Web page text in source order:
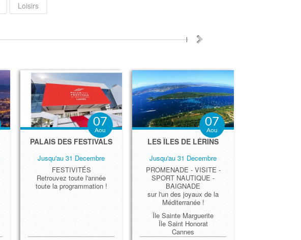
Loisirs
07
Aou
PALAIS DES FESTIVALS
Jusqu'au 31 Decembre
FESTIVITÉS
Retrouvez toute l'année
toute la programmation !
07
Aou
LES ÎLES DE LÉRINS
Jusqu'au 31 Decembre
PROMENADE - VISITE -
SPORT NAUTIQUE -
BAIGNADE
sur l'un des joyaux de la
Méditerranée !
Île Sainte Marguerite
Île Saint Honorat
Cannes